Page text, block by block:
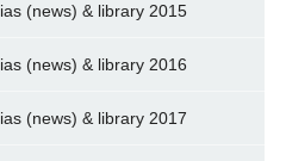
(news) & library 2015
(news) & library 2016
(news) & library 2017